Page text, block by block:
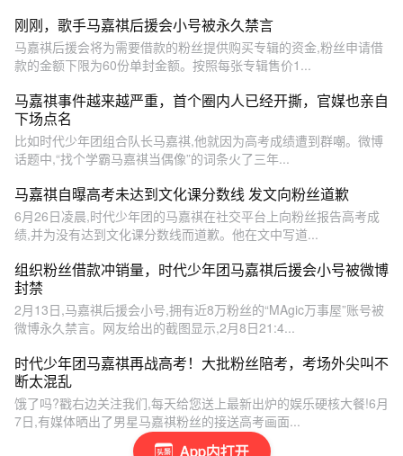
App内打开
刚刚，歌手马嘉祺后援会小号被永久禁言
马嘉祺后援会将为需要借款的粉丝提供购买专辑的资金,粉丝申请借
款的金额下限为60份单封金额。按照每张专辑售价1...
马嘉祺事件越来越严重，首个圈内人已经开撕，官媒也亲自
下场点名
比如时代少年团组合队长马嘉祺,他就因为高考成绩遭到群嘲。微博
话题中,“找个学霸马嘉祺当偶像”的词条火了三年...
马嘉祺自曝高考未达到文化课分数线 发文向粉丝道歉
6月26日凌晨,时代少年团的马嘉祺在社交平台上向粉丝报告高考成
绩,并为没有达到文化课分数线而道歉。他在文中写道...
组织粉丝借款冲销量，时代少年团马嘉祺后援会小号被微博
封禁
2月13日,马嘉祺后援会小号,拥有近8万粉丝的“MAgic万事屋”账号被
微博永久禁言。网友给出的截图显示,2月8日21:4...
时代少年团马嘉祺再战高考！大批粉丝陪考，考场外尖叫不
断太混乱
饿了吗?戳右边关注我们,每天给您送上最新出炉的娱乐硬核大餐!6月
7日,有媒体晒出了男星马嘉祺粉丝的接送高考画面...